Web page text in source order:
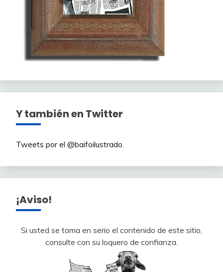
Y también en Twitter
Tweets por el @baifoilustrado.
¡Aviso!
Si usted se toma en serio el contenido de este sitio,
consulte con su loquero de confianza.